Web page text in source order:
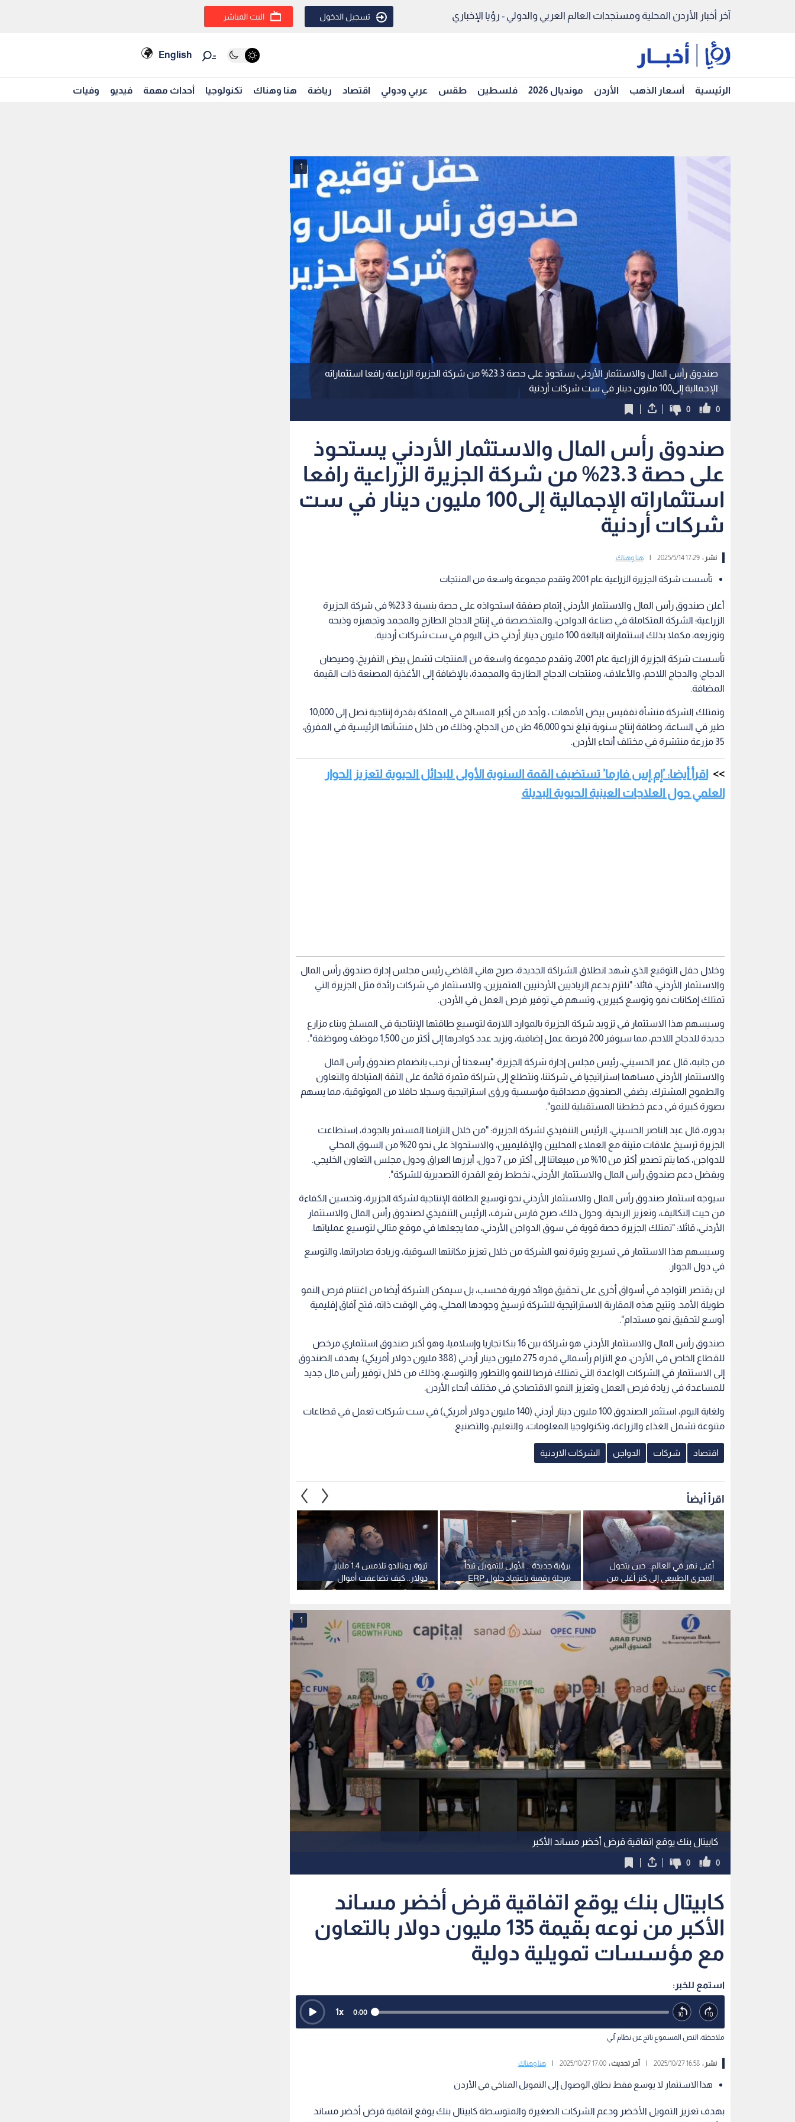
آخر أخبار الأردن المحلية ومستجدات العالم العربي والدولي - رؤيا الإخباري تسجيل الدخول البث المباشر
English
الرئيسية أسعار الذهب الأردن مونديال 2026 فلسطين طقس عربي ودولي اقتصاد رياضة هنا وهناك تكنولوجيا أحداث مهمة فيديو وفيات
صندوق رأس المال والاستثمار الأردني يستحوذ على حصة 23.3% من شركة الجزيرة الزراعية رافعا استثماراته
الإجمالية إلى100 مليون دينار في ست شركات أردنية
1
0
0
صندوق رأس المال والاستثمار الأردني يستحوذ
على حصة 23.3% من شركة الجزيرة الزراعية رافعا
استثماراته الإجمالية إلى100 مليون دينار في ست
شركات أردنية
نشر :17:29 2025/5/14 هنا وهناك
تأسست شركة الجزيرة الزراعية عام 2001 وتقدم مجموعة واسعة من المنتجات
أعلن صندوق رأس المال والاستثمار الأردني إتمام صفقة استحواذه على حصة بنسبة 23.3% في شركة الجزيرة
الزراعية؛ الشركة المتكاملة في صناعة الدواجن، والمتخصصة في إنتاج الدجاج الطازج والمجمد وتجهيزه وذبحه
وتوزيعه، مكملا بذلك استثماراته البالغة 100 مليون دينار أردني حتى اليوم في ست شركات أردنية.
تأسست شركة الجزيرة الزراعية عام 2001، وتقدم مجموعة واسعة من المنتجات تشمل بيض التفريخ، وصيصان
الدجاج، والدجاج اللاحم، والأعلاف، ومنتجات الدجاج الطازجة والمجمدة، بالإضافة إلى الأغذية المصنعة ذات القيمة
المضافة.
وتمتلك الشركة منشأة تفقيس بيض الأمهات ، وأحد من أكبر المسالخ في المملكة بقدرة إنتاجية تصل إلى 10,000
طير في الساعة، وطاقة إنتاج سنوية تبلغ نحو 46,000 طن من الدجاج، وذلك من خلال منشآتها الرئيسية في المفرق،
35 مزرعة منتشرة في مختلف أنحاء الأردن.
اقرأ أيضا: ’إم إس فارما’ تستضيف القمة السنوية الأولى للبدائل الحيوية لتعزيز الحوار
العلمي حول العلاجات العينية الحيوية البديلة
وخلال حفل التوقيع الذي شهد انطلاق الشراكة الجديدة، صرح هاني القاضي رئيس مجلس إدارة صندوق رأس المال
والاستثمار الأردني، قائلا: "نلتزم بدعم الرياديين الأردنيين المتميزين، والاستثمار في شركات رائدة مثل الجزيرة التي
تمتلك إمكانات نمو وتوسع كبيرين، وتسهم في توفير فرص العمل في الأردن.
وسيسهم هذا الاستثمار في تزويد شركة الجزيرة بالموارد اللازمة لتوسيع طاقتها الإنتاجية في المسلخ وبناء مزارع
جديدة للدجاج اللاحم، مما سيوفر 200 فرصة عمل إضافية، ويزيد عدد كوادرها إلى أكثر من 1,500 موظف وموظفة".
من جانبه، قال عمر الحسيني، رئيس مجلس إدارة شركة الجزيرة: "يسعدنا أن نرحب بانضمام صندوق رأس المال
والاستثمار الأردني مساهما استراتيجيا في شركتنا، ونتطلع إلى شراكة مثمرة قائمة على الثقة المتبادلة والتعاون
والطموح المشترك. يضفي الصندوق مصداقية مؤسسية ورؤى استراتيجية وسجلا حافلا من الموثوقية، مما يسهم
بصورة كبيرة في دعم خططنا المستقبلية للنمو".
بدوره، قال عبد الناصر الحسيني، الرئيس التنفيذي لشركة الجزيرة: "من خلال التزامنا المستمر بالجودة، استطاعت
الجزيرة ترسيخ علاقات متينة مع العملاء المحليين والإقليميين، والاستحواذ على نحو 20% من السوق المحلي
للدواجن، كما يتم تصدير أكثر من 10% من مبيعاتنا إلى أكثر من 7 دول، أبرزها العراق ودول مجلس التعاون الخليجي.
وبفضل دعم صندوق رأس المال والاستثمار الأردني، نخطط رفع القدرة التصديرية للشركة".
سيوجه استثمار صندوق رأس المال والاستثمار الأردني نحو توسيع الطاقة الإنتاجية لشركة الجزيرة، وتحسين الكفاءة
من حيث التكاليف، وتعزيز الربحية. وحول ذلك، صرح فارس شرف، الرئيس التنفيذي لصندوق رأس المال والاستثمار
الأردني، قائلا: "تمتلك الجزيرة حصة قوية في سوق الدواجن الأردني، مما يجعلها في موقع مثالي لتوسيع عملياتها.
وسيسهم هذا الاستثمار في تسريع وتيرة نمو الشركة من خلال تعزيز مكانتها السوقية، وزيادة صادراتها، والتوسع
في دول الجوار.
لن يقتصر التواجد في أسواق أخرى على تحقيق فوائد فورية فحسب، بل سيمكن الشركة أيضا من اغتنام فرص النمو
طويلة الأمد. وتتيح هذه المقاربة الاستراتيجية للشركة ترسيخ وجودها المحلي، وفي الوقت ذاته، فتح آفاق إقليمية
أوسع لتحقيق نمو مستدام".
صندوق رأس المال والاستثمار الأردني هو شراكة بين 16 بنكا تجاريا وإسلاميا، وهو أكبر صندوق استثماري مرخص
للقطاع الخاص في الأردن، مع التزام رأسمالي قدره 275 مليون دينار أردني (388 مليون دولار أمريكي). يهدف الصندوق
إلى الاستثمار في الشركات الواعدة التي تمتلك فرصا للنمو والتطور والتوسع، وذلك من خلال توفير رأس مال جديد
للمساعدة في زيادة فرص العمل وتعزيز النمو الاقتصادي في مختلف أنحاء الأردن.
ولغاية اليوم، استثمر الصندوق 100 مليون دينار أردني (140 مليون دولار أمريكي) في ست شركات تعمل في قطاعات
متنوعة تشمل الغذاء والزراعة، وتكنولوجيا المعلومات، والتعليم، والتصنيع.
اقتصاد شركات الدواجن الشركات الاردنية
اقرأ أيضاً
ثروة رونالدو تلامس 1.4 مليار
دولار.. كيف تضاعفت أموال
"الدون" 4 مرات منذ ارتبـاطه
برؤية جديدة .. الأولى للتمويل تبدأ
مرحلة رقمية باعتماد حلول ERP
المتقدمة كنقلة نوعية في الأداء
أغنى نهر في العالم… حين يتحول
المجرى الطبيعي إلى كنز أغلى من
الذهب
كابيتال بنك يوقع اتفاقية قرض أخضر مساند الأكبر
1
0
0
كابيتال بنك يوقع اتفاقية قرض أخضر مساند
الأكبر من نوعه بقيمة 135 مليون دولار بالتعاون
مع مؤسسات تمويلية دولية
استمع للخبر:
0:00
1x
ملاحظة: النص المسموع ناتج عن نظام آلي
نشر :16:58 2025/10/27 آخر تحديث :17:00 2025/10/27 هنا وهناك
هذا الاستثمار لا يوسع فقط نطاق الوصول إلى التمويل المناخي في الأردن
بهدف تعزيز التمويل الأخضر ودعم الشركات الصغيرة والمتوسطة كابيتال بنك يوقع اتفاقية قرض أخضر مساند